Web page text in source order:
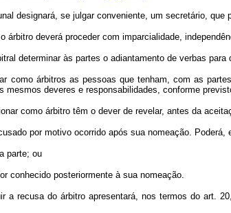
designará, se julgar conveniente, um secretário, que
árbitro deverá proceder com imparcialidade,
determinar às partes o adiantamento de verbas
como árbitros as pessoas que tenham, com as
deveres e responsabilidades, conforme
como árbitro têm o dever de revelar, antes da
por motivo ocorrido após sua nomeação.
parte; ou
conhecido posteriormente à sua nomeação.
a recusa do árbitro apresentará, nos termos do art.